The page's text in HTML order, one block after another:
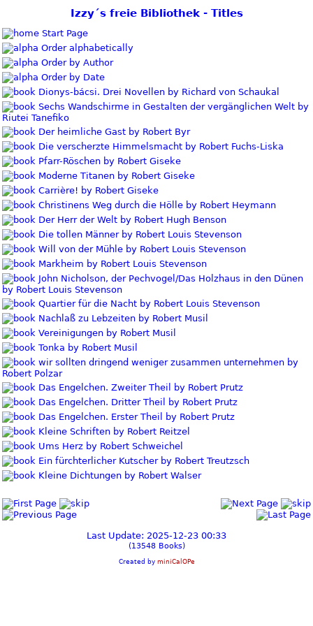
Izzy´s freie Bibliothek - Titles
Start Page
Order alphabetically
Order by Author
Order by Date
Dionys-bácsi. Drei Novellen by Richard von Schaukal
Sechs Wandschirme in Gestalten der vergänglichen Welt by
Riutei Tanefiko
Der heimliche Gast by Robert Byr
Die verscherzte Himmelsmacht by Robert Fuchs-Liska
Pfarr-Röschen by Robert Giseke
Moderne Titanen by Robert Giseke
Carrière! by Robert Giseke
Christinens Weg durch die Hölle by Robert Heymann
Der Herr der Welt by Robert Hugh Benson
Die tollen Männer by Robert Louis Stevenson
Will von der Mühle by Robert Louis Stevenson
Markheim by Robert Louis Stevenson
John Nicholson, der Pechvogel/Das Holzhaus in den Dünen
by Robert Louis Stevenson
Quartier für die Nacht by Robert Louis Stevenson
Nachlaß zu Lebzeiten by Robert Musil
Vereinigungen by Robert Musil
Tonka by Robert Musil
wir sollten dringend weniger zusammen unternehmen by
Robert Polzar
Das Engelchen. Zweiter Theil by Robert Prutz
Das Engelchen. Dritter Theil by Robert Prutz
Das Engelchen. Erster Theil by Robert Prutz
Kleine Schriften by Robert Reitzel
Ums Herz by Robert Schweichel
Ein fürchterlicher Kutscher by Robert Treutzsch
Kleine Dichtungen by Robert Walser
Last Update: 2025-12-23 00:33
(13548 Books)
Created by miniCalOPe